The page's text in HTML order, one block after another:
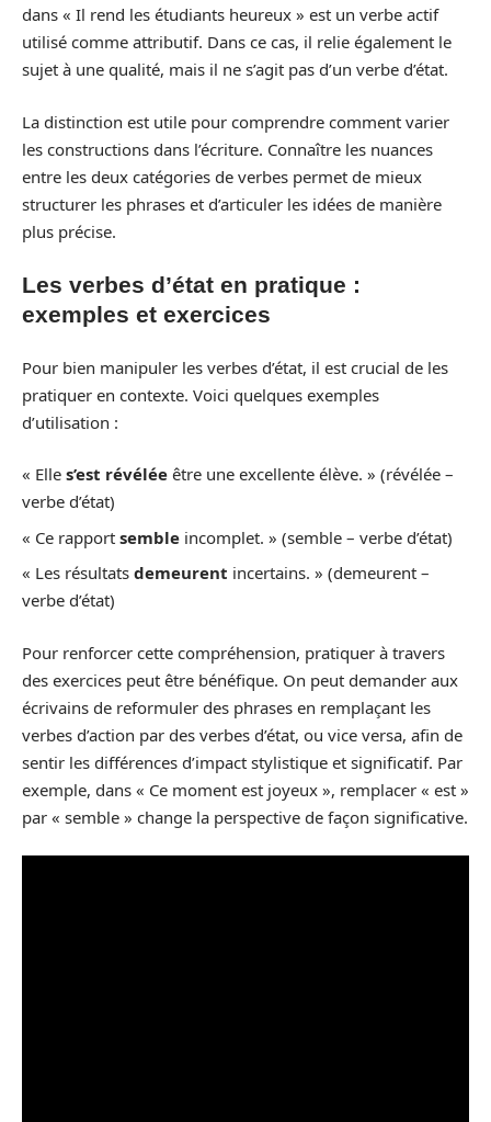
dans « Il rend les étudiants heureux » est un verbe actif
utilisé comme attributif. Dans ce cas, il relie également le
sujet à une qualité, mais il ne s’agit pas d’un verbe d’état.
La distinction est utile pour comprendre comment varier
les constructions dans l’écriture. Connaître les nuances
entre les deux catégories de verbes permet de mieux
structurer les phrases et d’articuler les idées de manière
plus précise.
Les verbes d’état en pratique :
exemples et exercices
Pour bien manipuler les verbes d’état, il est crucial de les
pratiquer en contexte. Voici quelques exemples
d’utilisation :
« Elle s’est révélée être une excellente élève. » (révélée –
verbe d’état)
« Ce rapport semble incomplet. » (semble – verbe d’état)
« Les résultats demeurent incertains. » (demeurent –
verbe d’état)
Pour renforcer cette compréhension, pratiquer à travers
des exercices peut être bénéfique. On peut demander aux
écrivains de reformuler des phrases en remplaçant les
verbes d’action par des verbes d’état, ou vice versa, afin de
sentir les différences d’impact stylistique et significatif. Par
exemple, dans « Ce moment est joyeux », remplacer « est »
par « semble » change la perspective de façon significative.